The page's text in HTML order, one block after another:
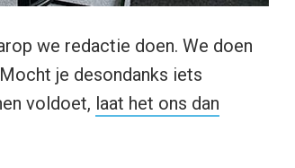
we redactie doen. We doen
je desondanks iets
voldoet, laat het ons dan